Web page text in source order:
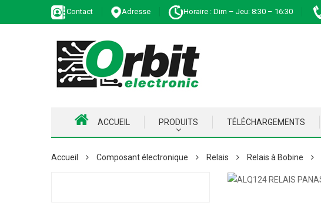
Contact Adresse Horaire : Dim – Jeu: 8:30 – 16:30
ACCUEIL PRODUITS TÉLÉCHARGEMENTS
Accueil Composant électronique Relais Relais à Bobine